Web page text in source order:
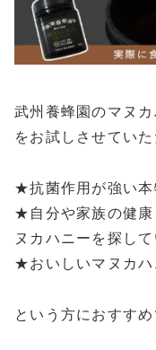
武州養蜂園のマヌ
をお試しさせていた
★抗菌作用が強い本
★自分や家族の健康
ヌカハニーを探して
★おいしいマヌカハ
という方におすすめ